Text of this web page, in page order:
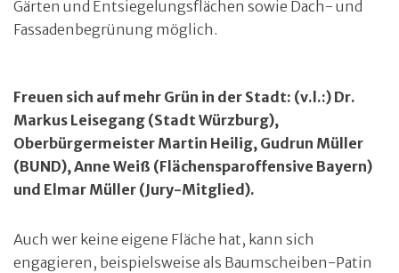
Gärten und Entsiegelungsflächen sowie Dach- und
Fassadenbegrünung möglich.
Freuen sich auf mehr Grün in der Stadt: (v.l.:) Dr.
Markus Leisegang (Stadt Würzburg),
Oberbürgermeister Martin Heilig, Gudrun Müller
(BUND), Anne Weiß (Flächensparoffensive Bayern)
und Elmar Müller (Jury-Mitglied).
Auch wer keine eigene Fläche hat, kann sich
engagieren, beispielsweise als Baumscheiben-Patin